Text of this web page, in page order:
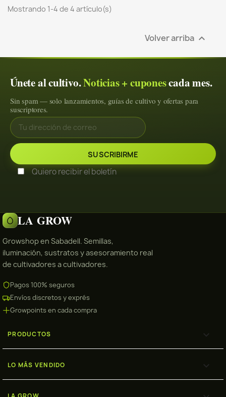
Mostrando 1-4 de 4 artículo(s)
Volver arriba 
Únete al cultivo.Noticias + cuponescada mes.
Sin spam — solo lanzamientos, guías de cultivo y ofertas para
suscriptores.
Quiero recibir el boletín
LA GROW
Growshop en Sabadell. Semillas,
iluminación, sustratos y asesoramiento real
de cultivadores a cultivadores.
Pagos 100% seguros
Envíos discretos y exprés
Growpoints en cada compra
PRODUCTOS 
LO MÁS VENDIDO 